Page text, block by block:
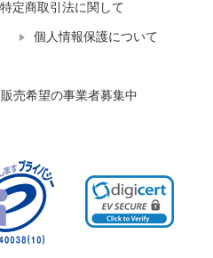
特定商取引法に関して
個人情報保護について
売希望の事業者募集中